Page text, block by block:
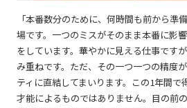
「本番数分のために、何時間も前から準
場です。一つのミスがそのまま本番に影
をしています。華やかに見える仕事です
み重ねです。ただ、その一つ一つの精度
ティに直結してまいります。この1年間で
才能によるものではありません。目の前